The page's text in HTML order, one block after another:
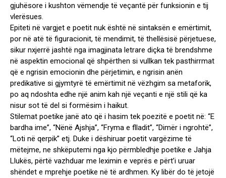
gjuhësore i kushton vëmendje të veçantë për funksionin e tij
vlerësues.
Epiteti në vargjet e poetit nuk është në sintaksën e emërtimit,
por në atë të figuracionit, të mendimit, të thellësisë përjetuese,
sikur nxjerrë jashtë nga imagjinata letrare diçka të brendshme
në aspektin emocional që shpërthen si vullkan tek pasthirrmat
që e ngrisin emocionin dhe përjetimin, e ngrisin anën
predikative si gjymtyrë të emërtimit në vëzhgim sa metaforik,
po aq ndoshta edhe një anim kah një veçanti e një stili që ka
nisur sot të del si formësim i haikut.
Stilemat poetike janë ato që i hasim tek poezitë e poetit në: “E
bardha ime”, “Nënë Ajshja”, “Fryma e flladit”, “Dimër i ngrohtë”,
“Loti në qerpik” etj. Duke i dëshiruar poetit vargëzime të
mëtejme, ne shkëputemi nga kjo përmbledhje poetike e Jahja
Llukës, përtë vazhduar me leximin e veprës e përt’i uruar
shëndet e mprehje poetike në të ardhmen. Ky libër do të jetojë